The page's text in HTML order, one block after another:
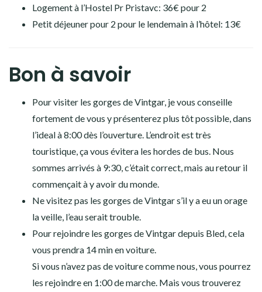
Logement à l’Hostel Pr Pristavc: 36€ pour 2
Petit déjeuner pour 2 pour le lendemain à l’hôtel: 13€
Bon à savoir
Pour visiter les gorges de Vintgar, je vous conseille
fortement de vous y présenterez plus tôt possible, dans
l’ideal à 8:00 dès l’ouverture. L’endroit est très
touristique, ça vous évitera les hordes de bus. Nous
sommes arrivés à 9:30, c’était correct, mais au retour il
commençait à y avoir du monde.
Ne visitez pas les gorges de Vintgar s’il y a eu un orage
la veille, l’eau serait trouble.
Pour rejoindre les gorges de Vintgar depuis Bled, cela
vous prendra 14 min en voiture.
Si vous n’avez pas de voiture comme nous, vous pourrez
les rejoindre en 1:00 de marche. Mais vous trouverez